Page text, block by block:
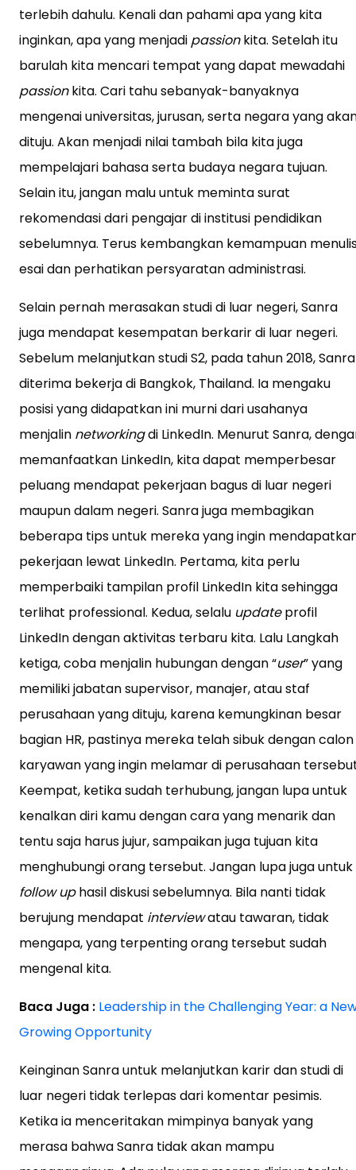
terlebih dahulu. Kenali dan pahami apa yang kita
inginkan, apa yang menjadi passionkita. Setelah itu
barulah kita mencari tempat yang dapat mewadahi
passionkita. Cari tahu sebanyak-banyaknya
mengenai universitas, jurusan, serta negara yang
dituju. Akan menjadi nilai tambah bila kita juga
mempelajari bahasa serta budaya negara tujuan.
Selain itu, jangan malu untuk meminta surat
rekomendasi dari pengajar di institusi pendidikan
sebelumnya. Terus kembangkan kemampuan
esai dan perhatikan persyaratan administrasi.
Selain pernah merasakan studi di luar negeri, Sanra
juga mendapat kesempatan berkarir di luar negeri.
Sebelum melanjutkan studi S2, pada tahun 2018, Sanra
diterima bekerja di Bangkok, Thailand. Ia mengaku
posisi yang didapatkan ini murni dari usahanya
menjalin networkingdi LinkedIn. Menurut Sanra,
memanfaatkan LinkedIn, kita dapat memperbesar
peluang mendapat pekerjaan bagus di luar negeri
maupun dalam negeri. Sanra juga membagikan
beberapa tips untuk mereka yang ingin
pekerjaan lewat LinkedIn. Pertama, kita perlu
memperbaiki tampilan profil LinkedIn kita sehingga
terlihat professional. Kedua, selalu updateprofil
LinkedIn dengan aktivitas terbaru kita. Lalu Langkah
ketiga, coba menjalin hubungan dengan “user” yang
memiliki jabatan supervisor, manajer, atau staf
perusahaan yang dituju, karena kemungkinan besar
bagian HR, pastinya mereka telah sibuk dengan calon
karyawan yang ingin melamar di perusahaan
Keempat, ketika sudah terhubung, jangan lupa untuk
kenalkan diri kamu dengan cara yang menarik dan
tentu saja harus jujur, sampaikan juga tujuan kita
menghubungi orang tersebut. Jangan lupa juga untuk
follow uphasil diskusi sebelumnya. Bila nanti tidak
berujung mendapat interviewatau tawaran, tidak
mengapa, yang terpenting orang tersebut sudah
mengenal kita.
Baca Juga : Leadership in the Challenging Year: a
Growing Opportunity
Keinginan Sanra untuk melanjutkan karir dan studi di
luar negeri tidak terlepas dari komentar pesimis.
Ketika ia menceritakan mimpinya banyak yang
merasa bahwa Sanra tidak akan mampu